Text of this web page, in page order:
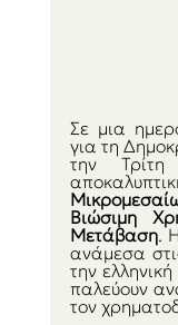
Σε μια
για τη
την
Βιώσιμη
Μετάβαση.
ανάμεσα
την
παλεύουν
τον